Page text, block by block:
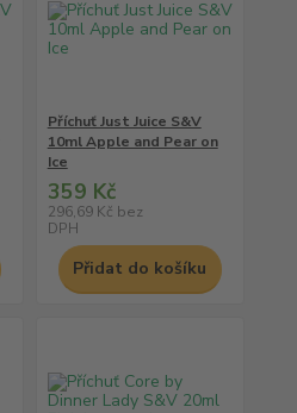
Příchuť Just Juice S&V
10ml Apple and Pear on
Ice
359 Kč
296,69 Kč bez
DPH
Přidat do košíku